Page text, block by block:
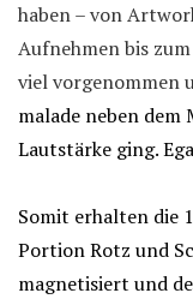
haben – von
Aufnehmen bis
viel vorgenommen
malade neben dem
Lautstärke ging.
Somit erhalten die
Portion Rotz und
magnetisiert und